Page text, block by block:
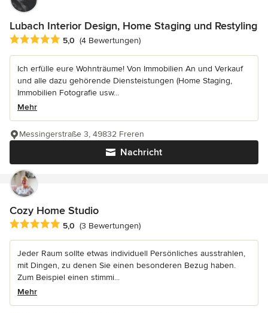
Lubach Interior Design, Home Staging und Restyling
Durchschnittliche Bewertung: 5 von 5 Sternen
5,0 (4 Bewertungen)
Ich erfülle eure Wohnträume! Von Immobilien An und Verkauf
und alle dazu gehörende Diensteistungen (Home Staging,
Immobilien Fotografie usw...
Mehr
Nachricht
Messingerstraße 3, 49832 Freren
Cozy Home Studio
Durchschnittliche Bewertung: 5 von 5 Sternen
5,0 (3 Bewertungen)
Jeder Raum sollte etwas individuell Persönliches ausstrahlen,
mit Dingen, zu denen Sie einen besonderen Bezug haben.
Zum Beispiel einen stimmi...
Mehr